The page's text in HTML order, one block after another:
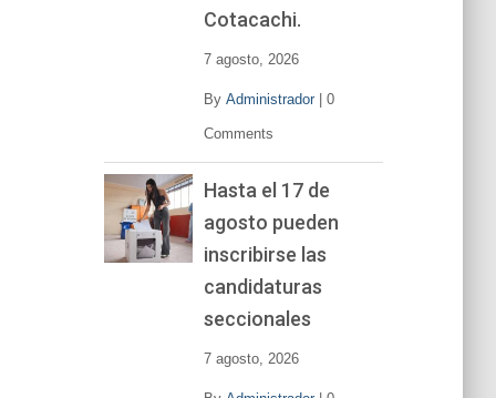
Cotacachi.
7 agosto, 2026
By Administrador| 0
Comments
Hasta el 17 de
agosto pueden
inscribirse las
candidaturas
seccionales
7 agosto, 2026